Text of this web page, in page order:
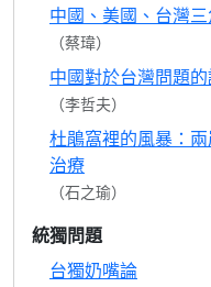
中國、美國、台灣
（蔡瑋）
中國對於台灣問題
（李哲夫）
杜鵑窩裡的風暴：
治療
（石之瑜）
統獨問題
台獨奶嘴論